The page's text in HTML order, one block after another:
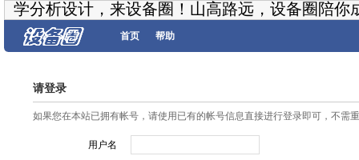
学分析设计，来设备圈！山高路远，设备圈陪你
首页 帮助
请登录
如果您在本站已拥有帐号，请使用已有的帐号信息直接进行登录即可，不需
用户名